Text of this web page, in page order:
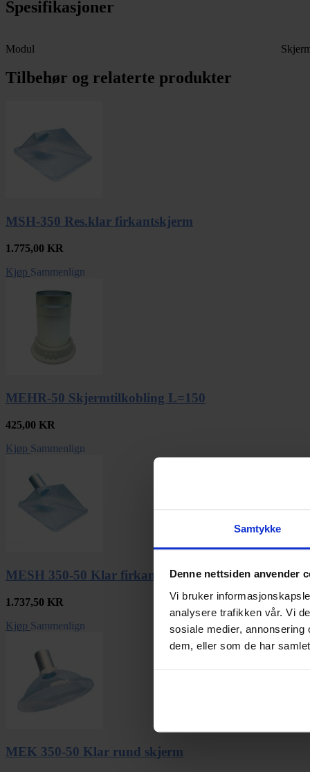
Samtykke
Denne nettsiden anvender
Vi bruker
analysere trafikken vår. Vi
sosiale medier,
dem, eller som de har
Spesifikasjoner
Modul
Tilbehør og relaterte produkter
MSH-350 Res.klar firkantskjerm
1.775,00 KR
Kjøp Sammenlign
MEHR-50 Skjermtilkobling L=150
425,00 KR
Kjøp Sammenlign
MESH 350-50 Klar firkantskjerm
1.737,50 KR
Kjøp Sammenlign
MEK 350-50 Klar rund skjerm